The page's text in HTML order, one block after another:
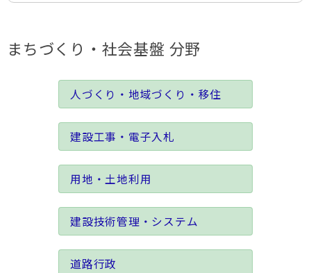
まちづくり・社会基盤 分野
人づくり・地域づくり・移住
建設工事・電子入札
用地・土地利用
建設技術管理・システム
道路行政